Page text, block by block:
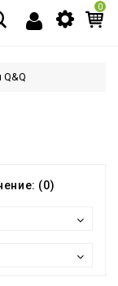
0
(0)